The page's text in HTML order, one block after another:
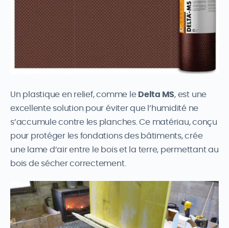
Un plastique en relief, comme le Delta MS, est une
excellente solution pour éviter que l’humidité ne
s’accumule contre les planches. Ce matériau, conçu
pour protéger les fondations des bâtiments, crée
une lame d’air entre le bois et la terre, permettant au
bois de sécher correctement.